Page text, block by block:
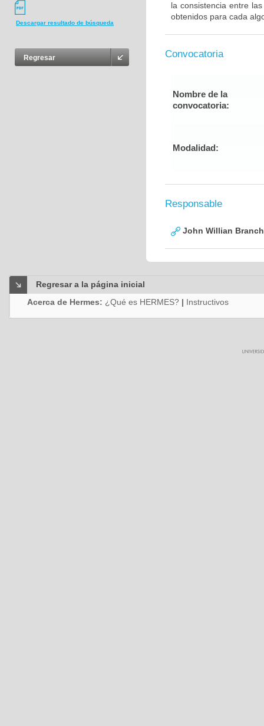
Descargar resultado de búsqueda
Regresar
la consistencia entre
obtenidos para cada
Convocatoria
Nombre de la
convocatoria:
Modalidad:
Responsable
John Willian
Regresar a la página inicial
Acerca de Hermes: ¿Qué es HERMES? | Instructivos